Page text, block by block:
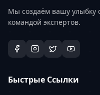
Мы создаём вашу улыбку
командой экспертов.
Быстрые Ссылки